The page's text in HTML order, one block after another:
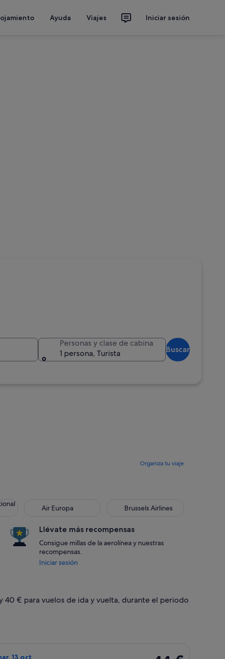
Ayuda Viajes Iniciar sesión
Personas y clase de cabina
1 persona, Turista
Buscar
Organiza tu viaje
Air Europa Brussels Airlines
Llévate más recompensas
Consigue millas de la aerolínea y nuestras
recompensas.
Iniciar sesión
40 € para vuelos de ida y vuelta, durante el periodo
13 oct